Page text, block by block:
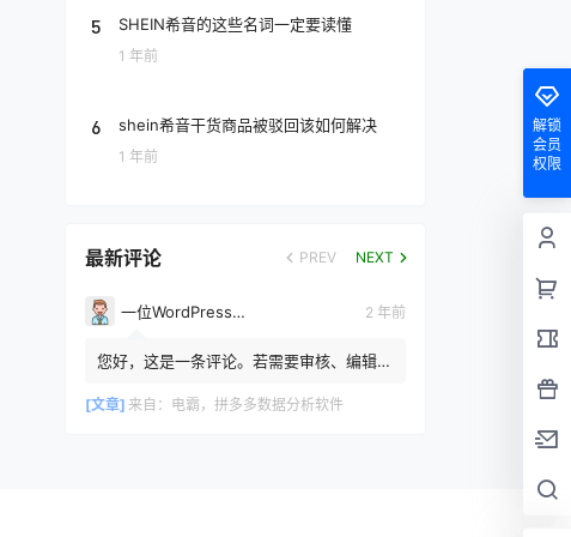
5 SHEIN希音的这些名词一定要读懂
1 年前
6 shein希音干货商品被驳回该如何解决
1 年前
最新评论 PREV NEXT
一位WordPress评论者 2 年前
您好，这是一条评论。若需要审核、编辑或
者头像来自 Gravatar。
[文章] 来自： 电霸，拼多多数据分析软件
解锁
会员
权限